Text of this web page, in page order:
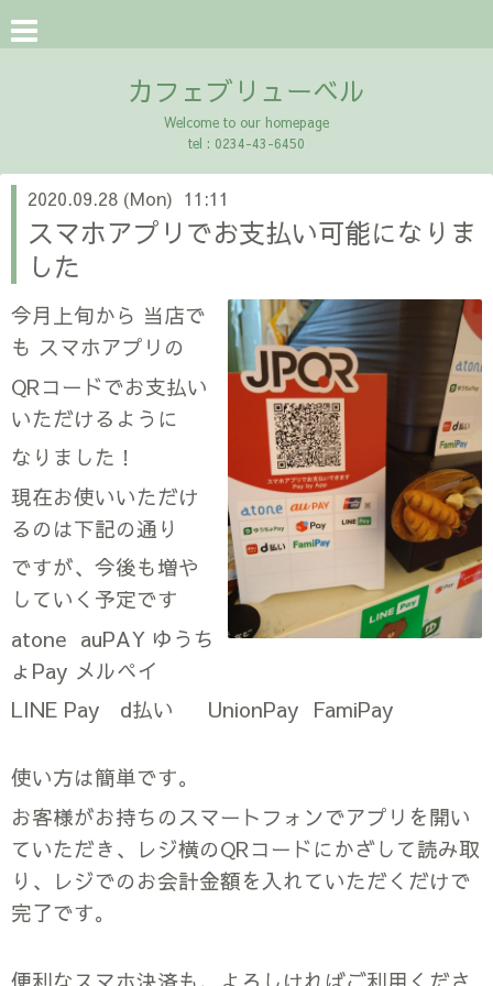
カフェブリューベル
Welcome to our homepage
tel : 0234-43-6450
2020.09.28 (Mon) 11:11
スマホアプリでお支払い可能になりま
した
今月上旬から 当店で
も スマホアプリの
QRコードでお支払い
いただけるように
なりました！
現在お使いいただけ
るのは下記の通り
ですが、今後も増や
していく予定です
atone auPAY ゆうち
ょPay メルペイ
LINE Pay d払い UnionPay FamiPay
使い方は簡単です。
お客様がお持ちのスマートフォンでアプリを開い
ていただき、レジ横のQRコードにかざして読み取
り、レジでのお会計金額を入れていただくだけで
完了です。
便利なスマホ決済も、よろしければご利用くださ